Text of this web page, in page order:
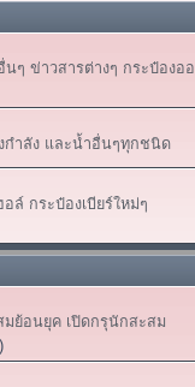
ๆ ข่าวสารต่างๆ กระป๋องอ
กำลัง และน้ำอื่นๆทุกชนิด
ล์ กระป๋องเบียร์ใหม่ๆ
มย้อนยุค เปิดกรุนักสะสม